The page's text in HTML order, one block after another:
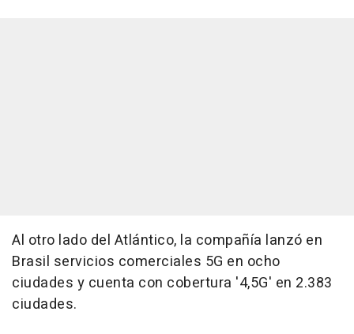
Al otro lado del Atlántico, la compañía lanzó en
Brasil servicios comerciales 5G en ocho
ciudades y cuenta con cobertura '4,5G' en 2.383
ciudades.